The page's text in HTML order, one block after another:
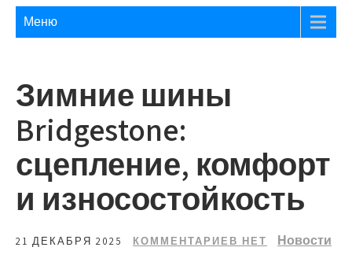
Меню
Зимние шины
Bridgestone:
сцепление, комфорт
и износостойкость
21 ДЕКАБРЯ 2025 КОММЕНТАРИЕВ НЕТ Новости